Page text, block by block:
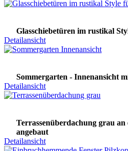
Glasschiebetüren im rustikal
Detailansicht
Sommergarten - Innenansicht
Detailansicht
Terrassenüberdachung grau
angebaut
Detailansicht